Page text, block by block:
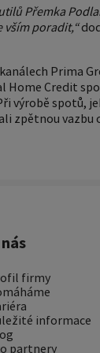
Přemka
vším poradit,“
Prima
Home Credit
výrobě spotů,
zpětnou vazbu
firmy
informace
partnery